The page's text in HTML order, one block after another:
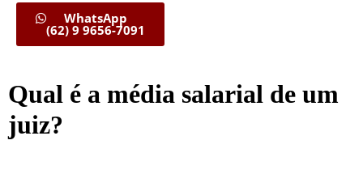
WhatsApp
(62) 9 9656-7091
Qual é a média salarial de um
juiz?